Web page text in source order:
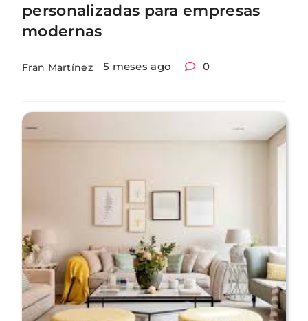
personalizadas para empresas
modernas
Fran Martínez 5 meses ago 0